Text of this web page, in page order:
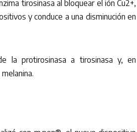
tirosinasa al bloquear el ión Cu2+,
y conduce a una disminución en
la protirosinasa a tirosinasa y, en